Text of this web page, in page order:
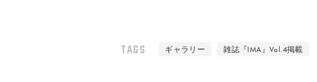
TAGS ギャラリー 雑誌『IMA』Vol.4掲載